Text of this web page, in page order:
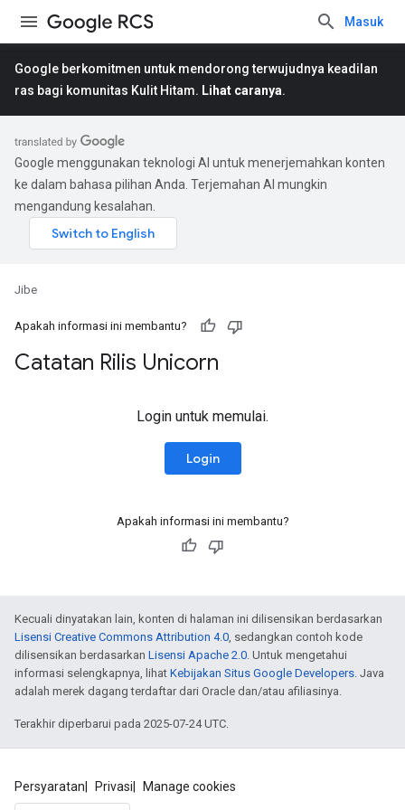
Masuk
Google berkomitmen untuk mendorong terwujudnya keadilan
ras bagi komunitas Kulit Hitam. Lihat caranya.
Google menggunakan teknologi AI untuk menerjemahkan konten
ke dalam bahasa pilihan Anda. Terjemahan AI mungkin
mengandung kesalahan.
Jibe
Apakah informasi ini membantu?
Catatan Rilis Unicorn
Login untuk memulai.
Login
Apakah informasi ini membantu?
Kecuali dinyatakan lain, konten di halaman ini dilisensikan berdasarkan
Lisensi Creative Commons Attribution 4.0, sedangkan contoh kode
dilisensikan berdasarkan Lisensi Apache 2.0. Untuk mengetahui
informasi selengkapnya, lihat Kebijakan Situs Google Developers. Java
adalah merek dagang terdaftar dari Oracle dan/atau afiliasinya.
Terakhir diperbarui pada 2025-07-24 UTC.
Persyaratan Privasi Manage cookies